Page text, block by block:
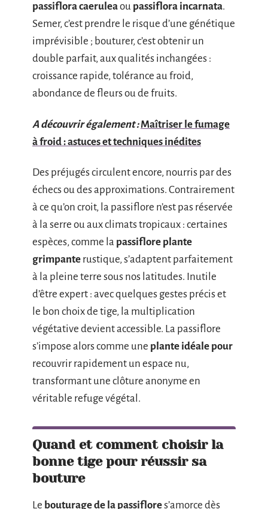
passiflora caeruleaou passiflora incarnata.
Semer, c’est prendre le risque d’une génétique
imprévisible ; bouturer, c’est obtenir un
double parfait, aux qualités inchangées :
croissance rapide, tolérance au froid,
abondance de fleurs ou de fruits.
A découvrir également : Maîtriser le fumage
à froid : astuces et techniques inédites
Des préjugés circulent encore, nourris par des
échecs ou des approximations. Contrairement
à ce qu’on croit, la passiflore n’est pas réservée
à la serre ou aux climats tropicaux : certaines
espèces, comme la passiflore plante
grimpante rustique, s’adaptent parfaitement
à la pleine terre sous nos latitudes. Inutile
d’être expert : avec quelques gestes précis et
le bon choix de tige, la multiplication
végétative devient accessible. La passiflore
s’impose alors comme une plante idéale pour
recouvrir rapidement un espace nu,
transformant une clôture anonyme en
véritable refuge végétal.
Quand et comment choisir la
bonne tige pour réussir sa
bouture
Le bouturage de la passiflores’amorce dès